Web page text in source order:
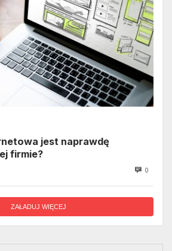
jest naprawdę
firmie?
0
ZAŁADUJ WIĘCEJ